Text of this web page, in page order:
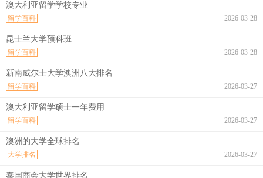
澳大利亚留学学校专业
2026-03-28
留学百科
昆士兰大学预科班
2026-03-28
留学百科
新南威尔士大学澳洲八大排名
2026-03-27
留学百科
澳大利亚留学硕士一年费用
2026-03-27
留学百科
澳洲的大学全球排名
2026-03-27
大学排名
泰国商会大学世界排名